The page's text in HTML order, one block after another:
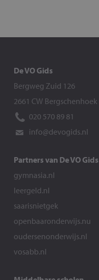
De VO Gids
Bergweg Zuid 126
2661 CW Bergschenhoek
020 570 89 81
info@devogids.nl
Partners van De VO Gids
gymnasia.nl
leergeld.nl
saarisnietgek
openbaaronderwijs.nu
oudersenonderwijs.nl
vosabb.nl